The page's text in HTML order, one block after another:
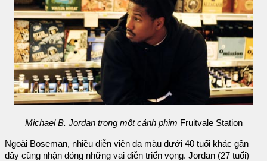
Michael B. Jordan trong một cảnh phim Fruitvale Station
Ngoài Boseman, nhiều diễn viên da màu dưới 40 tuổi khác gần
đây cũng nhận đóng những vai diễn triển vọng. Jordan (27 tuổi)